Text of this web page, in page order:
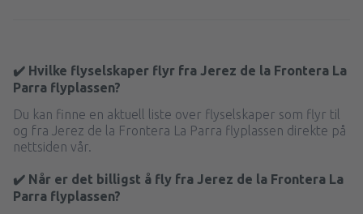
✔️ Hvilke flyselskaper flyr fra Jerez de la Frontera La
Parra flyplassen?
Du kan finne en aktuell liste over flyselskaper som flyr til
og fra Jerez de la Frontera La Parra flyplassen direkte på
nettsiden vår.
✔️ Når er det billigst å fly fra Jerez de la Frontera La
Parra flyplassen?